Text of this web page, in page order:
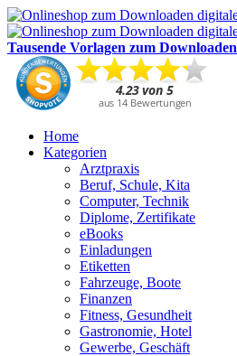
Tausende Vorlagen zum Downloaden
Home
Kategorien
Arztpraxis
Beruf, Schule, Kita
Computer, Technik
Diplome, Zertifikate
eBooks
Einladungen
Etiketten
Fahrzeuge, Boote
Finanzen
Fitness, Gesundheit
Gastronomie, Hotel
Gewerbe, Geschäft